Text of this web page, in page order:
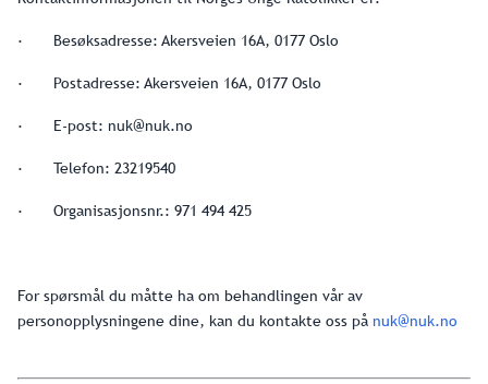
· Besøksadresse: Akersveien 16A, 0177 Oslo
· Postadresse: Akersveien 16A, 0177 Oslo
· E-post: nuk@nuk.no
· Telefon: 23219540
· Organisasjonsnr.: 971 494 425
For spørsmål du måtte ha om behandlingen vår av
personopplysningene dine, kan du kontakte oss på nuk@nuk.no